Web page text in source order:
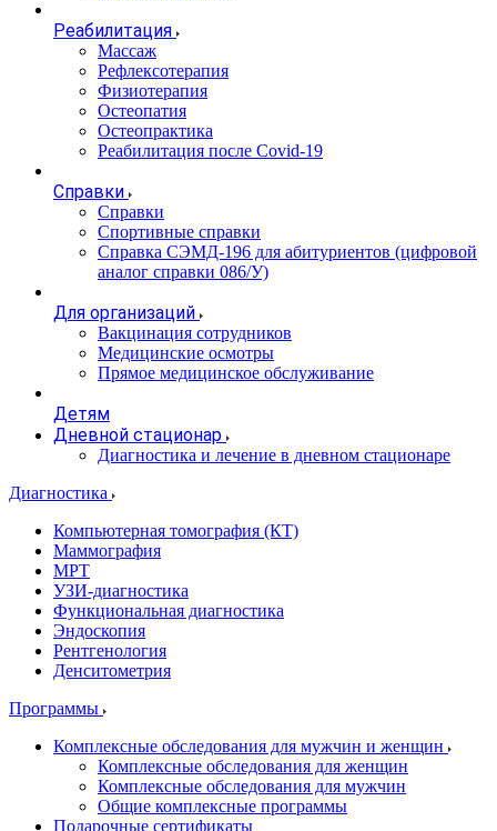
Реабилитация
Массаж
Рефлексотерапия
Физиотерапия
Остеопатия
Остеопрактика
Реабилитация после Covid-19
Справки
Справки
Спортивные справки
Справка СЭМД‑196 для абитуриентов (цифровой
аналог справки 086/У)
Для организаций
Вакцинация сотрудников
Медицинские осмотры
Прямое медицинское обслуживание
Детям
Дневной стационар
Диагностика и лечение в дневном стационаре
Диагностика
Компьютерная томография (КТ)
Маммография
МРТ
УЗИ-диагностика
Функциональная диагностика
Эндоскопия
Рентгенология
Денситометрия
Программы
Комплексные обследования для мужчин и женщин
Комплексные обследования для женщин
Комплексные обследования для мужчин
Общие комплексные программы
Подарочные сертификаты